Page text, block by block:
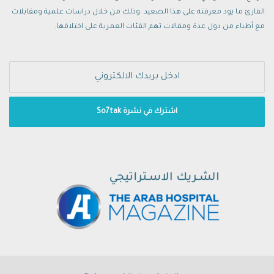
قبل الاستحمام. تكرار هذه الوصفة والقيام بها
بانتظام من الخطوات المفيدة جدا في تأخير
الامتناع عن التدخين على اختلاف انواعه، والاكثار
من شرب الماء وتجنب الاكثار من استخدام
مجففات الشعر من الخطوات المهمة في هذا
القارئ ما يود معرفته على هذا الصعيد. وذلك من خلال دراسات علمية ومقابلات
مع أطباء من دول عدة ومقالات تهم الفئات العمرية على اختلافها.